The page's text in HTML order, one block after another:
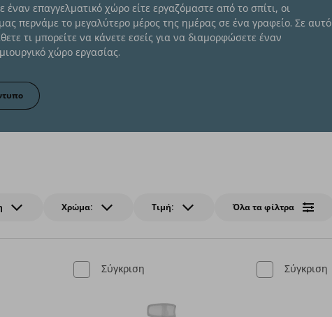
έναν επαγγελματικό χώρο είτε εργαζόμαστε από το σπίτι, οι
περνάμε το μεγαλύτερο μέρος της ημέρας σε ένα γραφείο. Σε αυτό
τι μπορείτε να κάνετε εσείς για να διαμορφώσετε έναν
χώρο εργασίας.
έναν εργονομικό χώρο εργασίας
Χρώμα: Τιμή: Όλα τα φίλτρα
Σύγκριση Σύγκριση